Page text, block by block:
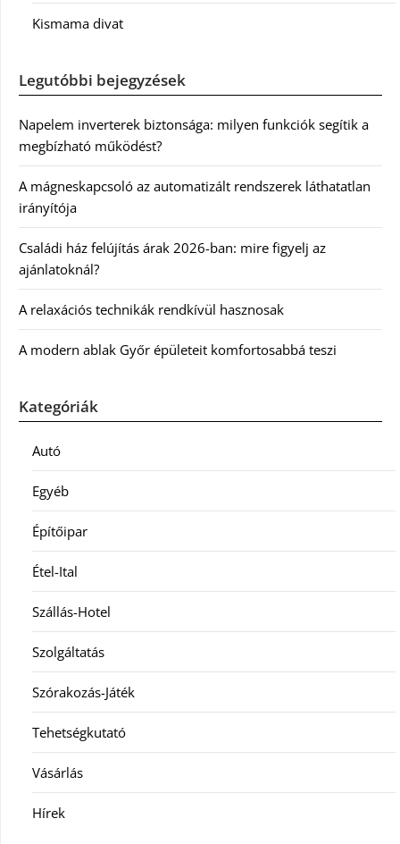
Kismama divat
Legutóbbi bejegyzések
Napelem inverterek biztonsága: milyen funkciók segítik a
megbízható működést?
A mágneskapcsoló az automatizált rendszerek láthatatlan
irányítója
Családi ház felújítás árak 2026-ban: mire figyelj az
ajánlatoknál?
A relaxációs technikák rendkívül hasznosak
A modern ablak Győr épületeit komfortosabbá teszi
Kategóriák
Autó
Egyéb
Építőipar
Étel-Ital
Szállás-Hotel
Szolgáltatás
Szórakozás-Játék
Tehetségkutató
Vásárlás
Hírek